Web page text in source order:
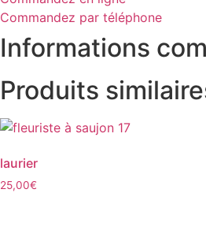
Commandez par téléphone
Informations
Produits
laurier
25,00€